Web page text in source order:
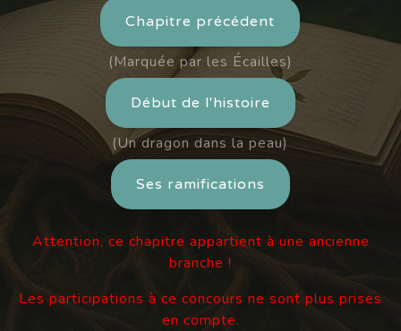
Chapitre précédent
(Marquée par les Écailles)
Début de l'histoire
(Un dragon dans la peau)
Ses ramifications
Attention, ce chapitre appartient à une ancienne
branche !
Les participations à ce concours ne sont plus prises
en compte.